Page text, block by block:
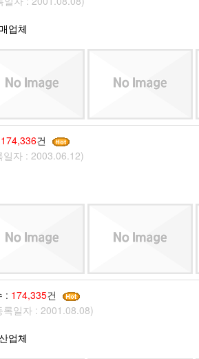
업체
174,336건
자 : 2003.06.12)
: 174,335건
일자 : 2001.08.08)
업체